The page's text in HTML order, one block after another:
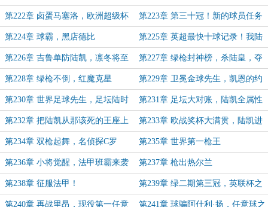
第222章 卤蛋马塞洛，欧洲超级杯 第223章 第三十冠！新的球员任务
第224章 球霸，黑店德比 第225章 英超最快十球记录！我陆
世第一，队友CBA
第226章 吉鲁单防陆凯，凛冬将至 第227章 绿枪封神榜，杀陆皇，夺
第一！
第228章 绿枪不倒，红魔克星 第229章 卫冕金球先生，凯恩的约
会
第230章 世界足球先生，足坛陆时
代
第231章 足坛大对账，陆凯全属性
全位置世界第一序列？
第232章 把陆凯从那该死的王座上
踢下来
第233章 欧战奖杯大满贯，陆凯进
入冷静期
第234章 双枪起舞，名侦探C罗 第235章 世界第一枪王
第236章 小将觉醒，法甲班霸来袭 第237章 枪出热尔兰
第238章 征服法甲！ 第239章 绿二期第三冠，英联杯之
王
第240章 再战里昂，现役第一任意 第241章 球骗阿什利·扬，任意球之